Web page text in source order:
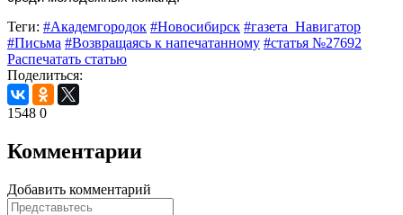
Теги: #Академгородок #Новосибирск #газета_Навигатор
#Письма #Возвращаясь к напечатанному #статья №27692
Распечатать статью
Поделиться:
1548 0
Комментарии
Добавить комментарий